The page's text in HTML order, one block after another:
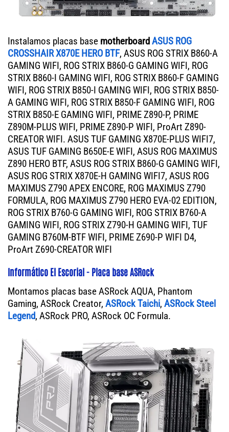
Instalamos placas base motherboardASUS ROG
CROSSHAIR X870E HERO BTF, ASUS ROG STRIX B860-A
GAMING WIFI, ROG STRIX B860-G GAMING WIFI, ROG
STRIX B860-I GAMING WIFI, ROG STRIX B860-F GAMING
WIFI, ROG STRIX B850-I GAMING WIFI, ROG STRIX B850-
A GAMING WIFI, ROG STRIX B850-F GAMING WIFI, ROG
STRIX B850-E GAMING WIFI, PRIME Z890-P, PRIME
Z890M-PLUS WIFI, PRIME Z890-P WIFI, ProArt Z890-
CREATOR WIFI. ASUS TUF GAMING X870E-PLUS WIFI7,
ASUS TUF GAMING B650E-E WIFI, ASUS ROG MAXIMUS
Z890 HERO BTF, ASUS ROG STRIX B860-G GAMING WIFI,
ASUS ROG STRIX X870E-H GAMING WIFI7, ASUS ROG
MAXIMUS Z790 APEX ENCORE, ROG MAXIMUS Z790
FORMULA, ROG MAXIMUS Z790 HERO EVA-02 EDITION,
ROG STRIX B760-G GAMING WIFI, ROG STRIX B760-A
GAMING WIFI, ROG STRIX Z790-H GAMING WIFI, TUF
GAMING B760M-BTF WIFI, PRIME Z690-P WIFI D4,
ProArt Z690-CREATOR WIFI
Informático El Escorial - Placa base ASRock
Montamos placas base ASRock AQUA, Phantom
Gaming, ASRock Creator, ASRock Taichi, ASRock Steel
Legend, ASRock PRO, ASRock OC Formula.